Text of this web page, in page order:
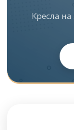
Кресла